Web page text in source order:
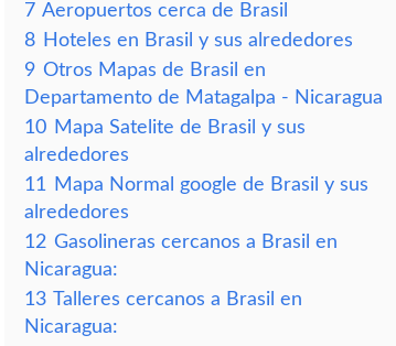
7 Aeropuertos cerca de Brasil
8 Hoteles en Brasil y sus alrededores
9 Otros Mapas de Brasil en
Departamento de Matagalpa - Nicaragua
10 Mapa Satelite de Brasil y sus
alrededores
11
Mapa Normal google de Brasil y sus
alrededores
12 Gasolineras cercanos a Brasil en
Nicaragua:
13 Talleres cercanos a Brasil en
Nicaragua: